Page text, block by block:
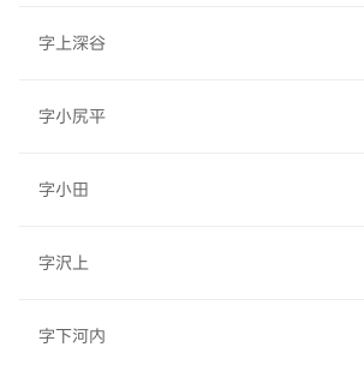
字上深谷
字小尻平
字小田
字沢上
字下河内